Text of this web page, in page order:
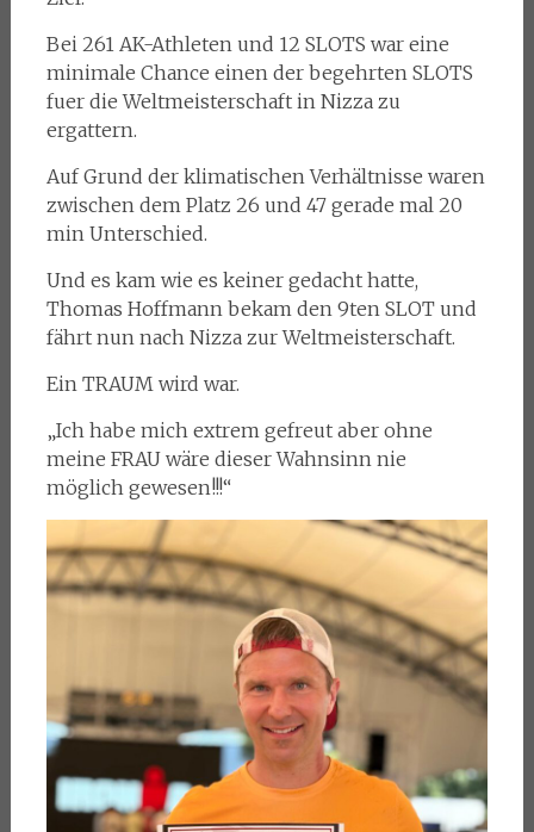
Bei 261 AK-Athleten und 12 SLOTS war eine
minimale Chance einen der begehrten SLOTS
fuer die Weltmeisterschaft in Nizza zu
ergattern.
Auf Grund der klimatischen Verhältnisse waren
zwischen dem Platz 26 und 47 gerade mal 20
min Unterschied.
Und es kam wie es keiner gedacht hatte,
Thomas Hoffmann bekam den 9ten SLOT und
fährt nun nach Nizza zur Weltmeisterschaft.
Ein TRAUM wird war.
„Ich habe mich extrem gefreut aber ohne
meine FRAU wäre dieser Wahnsinn nie
möglich gewesen!!!“